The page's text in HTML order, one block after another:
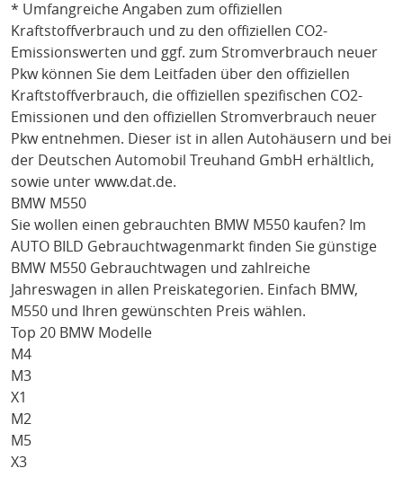
* Umfangreiche Angaben zum offiziellen
Kraftstoffverbrauch und zu den offiziellen CO2-
Emissionswerten und ggf. zum Stromverbrauch neuer
Pkw können Sie dem Leitfaden über den offiziellen
Kraftstoffverbrauch, die offiziellen spezifischen CO2-
Emissionen und den offiziellen Stromverbrauch neuer
Pkw entnehmen. Dieser ist in allen Autohäusern und bei
der Deutschen Automobil Treuhand GmbH erhältlich,
sowie unter www.dat.de.
BMW M550
Sie wollen einen gebrauchten BMW M550 kaufen? Im
AUTO BILD Gebrauchtwagenmarkt finden Sie günstige
BMW M550 Gebrauchtwagen und zahlreiche
Jahreswagen in allen Preiskategorien. Einfach BMW,
M550 und Ihren gewünschten Preis wählen.
Top 20 BMW Modelle
M4
M3
X1
M2
M5
X3